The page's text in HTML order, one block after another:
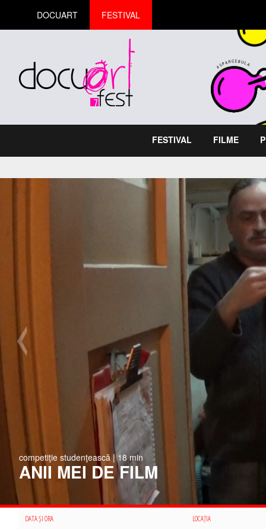
DOCUART FESTIVAL
FESTIVAL FILME
competiţie studenţească | 18 min
ANII MEI DE FILM
DATA ȘI ORA LOCAȚIA